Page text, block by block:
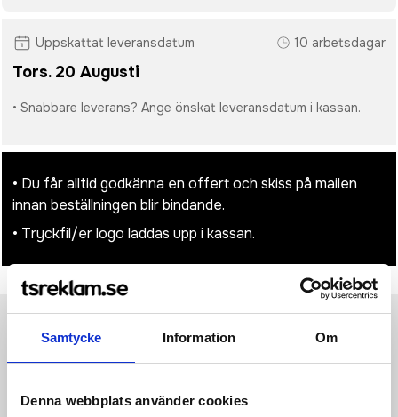
Samtycke Information Om
Denna webbplats använder cookies
Uppskattat leveransdatum 10 arbetsdagar
Tors. 20 Augusti
• Snabbare leverans? Ange önskat leveransdatum i kassan.
• Du får alltid godkänna en offert och skiss på mailen
innan beställningen blir bindande.
• Tryckfil/er logo laddas upp i kassan.
Produktinformation SpecifikationerPristabell Recensioner
bomullspolyesterblanding. Återvunnen bomull är tillverkad av